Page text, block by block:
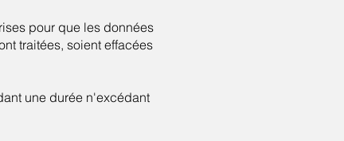
pour que les données
traitées, soient effacées
une durée n'excédant